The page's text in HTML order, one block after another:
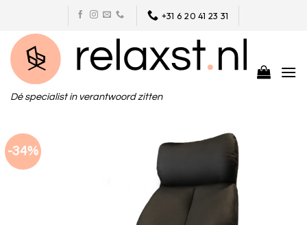
content
+31 6 20 41 23 31
Dé specialist in verantwoord zitten
-34%